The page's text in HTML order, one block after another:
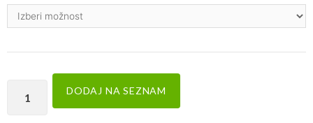
DODAJ NA SEZNAM